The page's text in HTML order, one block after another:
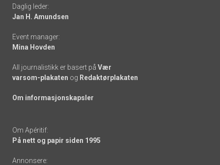
links
Daglig leder:
Jan H. Amundsen
Event manager:
Mina Hovden
All journalistikk er basert på Vær
varsom-plakaten og Redaktørplakaten
Om informasjonskapsler
Om Apéritif:
På nett og papir siden 1995
Annonsere: